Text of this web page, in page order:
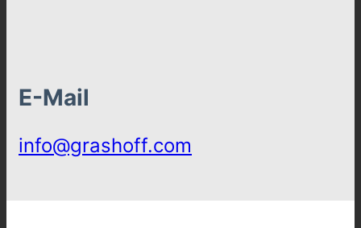
E-Mail
info@grashoff.com